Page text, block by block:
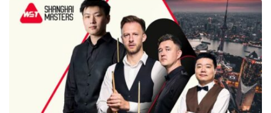
Формат Лиги Чемпионов 2026 (рейтинговый) Подробный
формат Championship League Турнир разделен на три
этапа, при этом […]